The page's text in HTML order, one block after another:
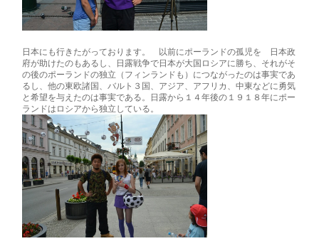
日本にも行きたがっております。 以前にポーランドの孤児を 日本政
府が助けたのもあるし、日露戦争で日本が大国ロシアに勝ち、それがそ
の後のポーランドの独立（フィンランドも）につながったのは事実であ
るし、他の東欧諸国、バルト３国、アジア、アフリカ、中東などに勇気
と希望を与えたのは事実である。日露から１４年後の１９１８年にポー
ランドはロシアから独立している。